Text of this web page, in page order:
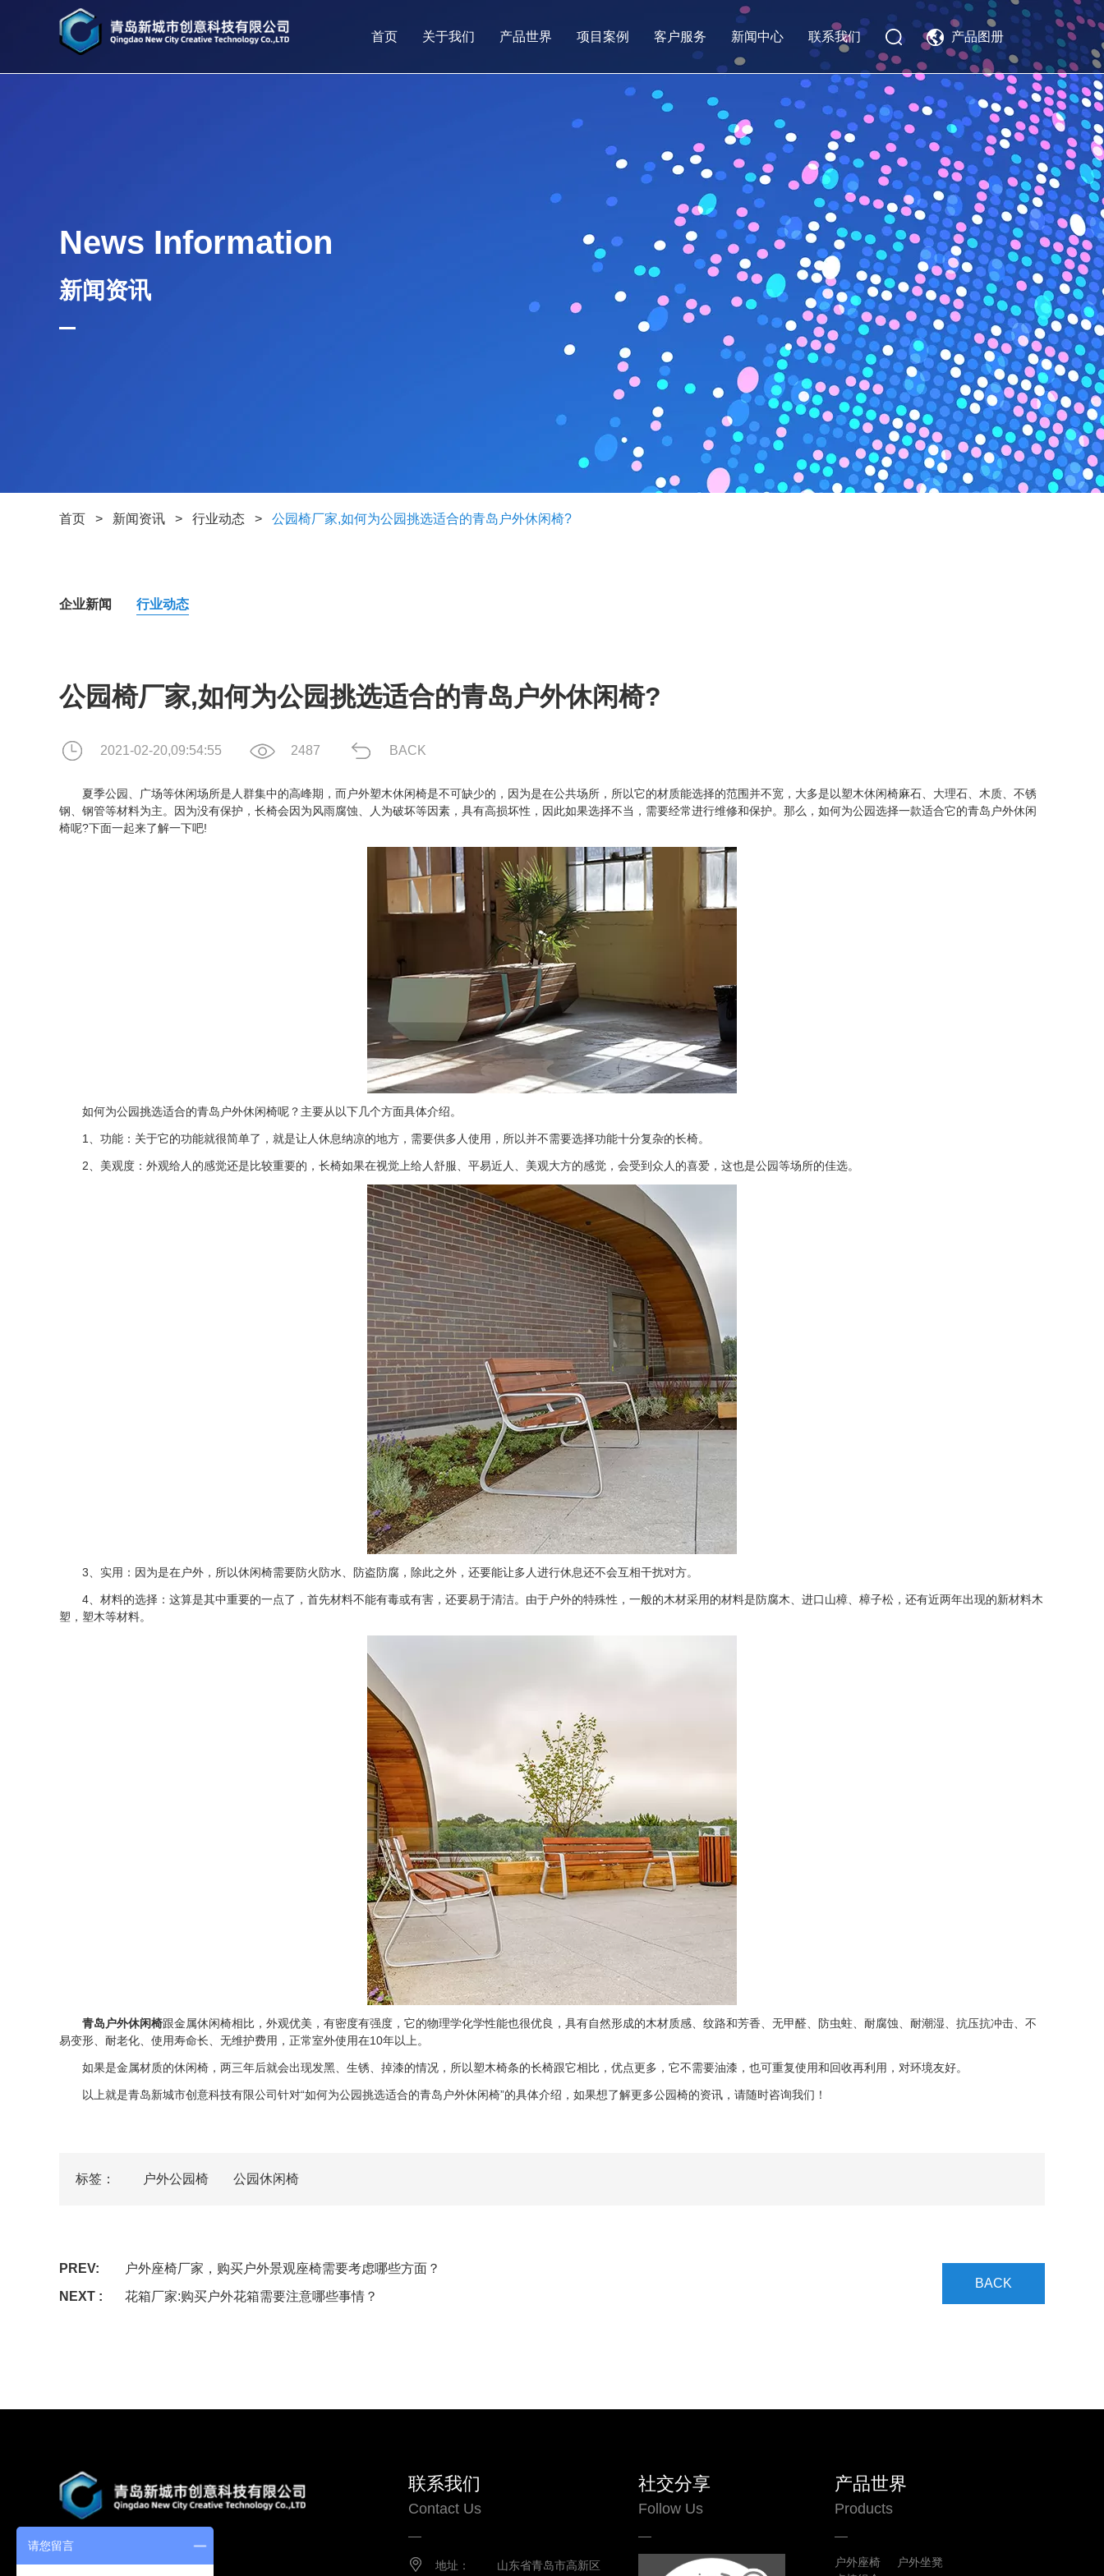
首页 关于我们 产品世界 项目案例 客户服务 新闻中心 联系我们 产品图册
News Information
新闻资讯
首页 > 新闻资讯 > 行业动态 > 公园椅厂家,如何为公园挑选适合的青岛户外休闲椅?
企业新闻 行业动态
公园椅厂家,如何为公园挑选适合的青岛户外休闲椅?
2021-02-20,09:54:55 2487 BACK
夏季公园、广场等休闲场所是人群集中的高峰期，而户外塑木休闲椅是不可缺少的，因为是在公共场所，所以它的材质能选择的范围并不宽，大多是以塑木休闲椅麻石、大理石、木质、不锈
钢、钢管等材料为主。因为没有保护，长椅会因为风雨腐蚀、人为破坏等因素，具有高损坏性，因此如果选择不当，需要经常进行维修和保护。那么，如何为公园选择一款适合它的青岛户外休闲
椅呢?下面一起来了解一下吧!
如何为公园挑选适合的青岛户外休闲椅呢？主要从以下几个方面具体介绍。
1、功能：关于它的功能就很简单了，就是让人休息纳凉的地方，需要供多人使用，所以并不需要选择功能十分复杂的长椅。
2、美观度：外观给人的感觉还是比较重要的，长椅如果在视觉上给人舒服、平易近人、美观大方的感觉，会受到众人的喜爱，这也是公园等场所的佳选。
3、实用：因为是在户外，所以休闲椅需要防火防水、防盗防腐，除此之外，还要能让多人进行休息还不会互相干扰对方。
4、材料的选择：这算是其中重要的一点了，首先材料不能有毒或有害，还要易于清洁。由于户外的特殊性，一般的木材采用的材料是防腐木、进口山樟、樟子松，还有近两年出现的新材料木
塑，塑木等材料。
青岛户外休闲椅跟金属休闲椅相比，外观优美，有密度有强度，它的物理学化学性能也很优良，具有自然形成的木材质感、纹路和芳香、无甲醛、防虫蛀、耐腐蚀、耐潮湿、抗压抗冲击、不
易变形、耐老化、使用寿命长、无维护费用，正常室外使用在10年以上。
如果是金属材质的休闲椅，两三年后就会出现发黑、生锈、掉漆的情况，所以塑木椅条的长椅跟它相比，优点更多，它不需要油漆，也可重复使用和回收再利用，对环境友好。
以上就是青岛新城市创意科技有限公司针对“如何为公园挑选适合的青岛户外休闲椅”的具体介绍，如果想了解更多公园椅的资讯，请随时咨询我们！
标签： 户外公园椅 公园休闲椅
PREV:
户外座椅厂家，购买户外景观座椅需要考虑哪些方面？
NEXT :
花箱厂家:购买户外花箱需要注意哪些事情？
BACK
联系我们
Contact Us
地址： 山东省青岛市高新区
社交分享
Follow Us
产品世界
Products
户外座椅
户外坐凳
请您留言